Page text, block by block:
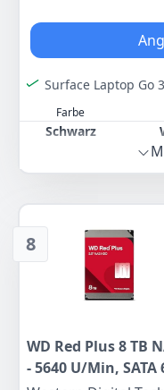
(herunterladbare
Schwarz
Surface Laptop Go 3
Farbe
Schwarz
8
WD Red Plus 8 TB
- 5640 U/Min, SATA